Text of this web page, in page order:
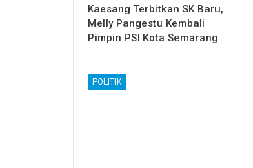
Kaesang Terbitkan SK Baru,
Melly Pangestu Kembali
Pimpin PSI Kota Semarang
POLITIK